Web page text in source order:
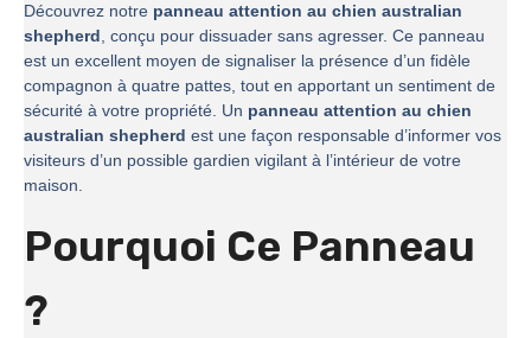
Découvrez notre panneau attention au chien australian
shepherd, conçu pour dissuader sans agresser. Ce panneau
est un excellent moyen de signaliser la présence d’un fidèle
compagnon à quatre pattes, tout en apportant un sentiment de
sécurité à votre propriété. Un panneau attention au chien
australian shepherd est une façon responsable d’informer vos
visiteurs d’un possible gardien vigilant à l’intérieur de votre
maison.
Pourquoi Ce Panneau
?